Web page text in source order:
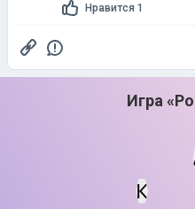
Нравится 1
Игра
Мин. кол-во
К